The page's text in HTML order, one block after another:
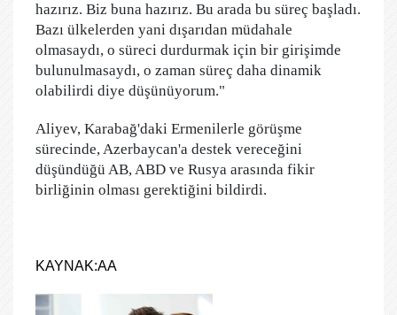
hazırız. Biz buna hazırız. Bu arada bu süreç başladı.
Bazı ülkelerden yani dışarıdan müdahale
olmasaydı, o süreci durdurmak için bir girişimde
bulunulmasaydı, o zaman süreç daha dinamik
olabilirdi diye düşünüyorum."
Aliyev, Karabağ'daki Ermenilerle görüşme
sürecinde, Azerbaycan'a destek vereceğini
düşündüğü AB, ABD ve Rusya arasında fikir
birliğinin olması gerektiğini bildirdi.
KAYNAK:AA